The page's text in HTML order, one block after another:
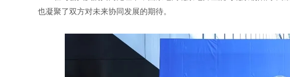
也凝聚了双方对未来协同发展的期待。